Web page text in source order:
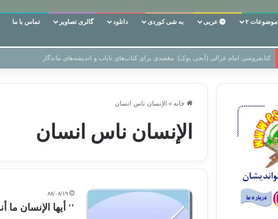
موضوعات ۲ عربی به شی کوردی دانلود گالری تصاویر تماس با ما
سر دفتر فساد در زمین‌، دوری وکناره‌گیری از راه خداست‌!
خانه » الإنسان ناس انسان
الإنسان ناس انسان
۸۸/۰۸/۱۹
'' أيها الإنسان ما